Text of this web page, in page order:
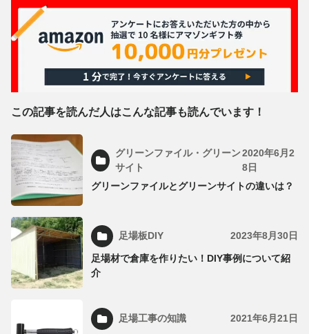
この記事を読んだ人はこんな記事も読んでいます！
グリーンファイル・グリーン
サイト
2020年6月2
8日
グリーンファイルとグリーンサイトの違いは？
足場板DIY 2023年8月30日
足場材で倉庫を作りたい！DIY事例について紹
介
足場工事の知識 2021年6月21日